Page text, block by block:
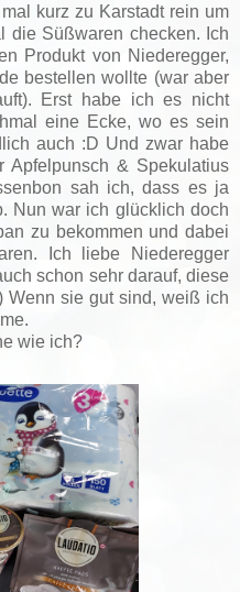
kurz zu Karstadt rein um
die Süßwaren checken. Ich
Produkt von Niederegger,
bestellen wollte (war aber
Erst habe ich es nicht
eine Ecke, wo es sein
auch :D Und zwar habe
Apfelpunsch & Spekulatius
sah ich, dass es ja
Nun war ich glücklich doch
zu bekommen und dabei
Ich liebe Niederegger
schon sehr darauf, diese
Wenn sie gut sind, weiß ich
wie ich?